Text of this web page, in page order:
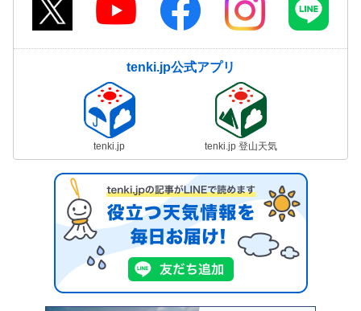
tenki.jp公式アプリ
tenki.jp tenki.jp 登山天気